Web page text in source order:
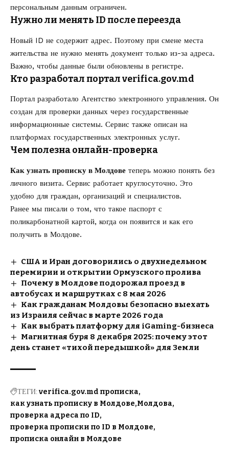
персональным данным ограничен.
Нужно ли менять ID после переезда
Новый ID не содержит адрес. Поэтому при смене места
жительства не нужно менять документ только из-за адреса.
Важно, чтобы данные были обновлены в регистре.
Кто разработал портал verifica.gov.md
Портал разработало Агентство электронного управления. Он
создан для проверки данных через государственные
информационные системы. Сервис также описан на
платформах государственных электронных услуг.
Чем полезна онлайн-проверка
Как узнать прописку в Молдове теперь можно понять без
личного визита. Сервис работает круглосуточно. Это
удобно для граждан, организаций и специалистов.
Ранее мы писали о том, что такое паспорт с
поликарбонатной картой, когда он появится и как его
получить в Молдове.
США и Иран договорились о двухнедельном
перемирии и открытии Ормузского пролива
Почему в Молдове подорожал проезд в
автобусах и маршрутках с 8 мая 2026
Как гражданам Молдовы безопасно выехать
из Израиля сейчас в марте 2026 года
Как выбрать платформу для iGaming-бизнеса
Магнитная буря 8 декабря 2025: почему этот
день станет «тихой передышкой» для Земли
ТЕГИ:verifica.gov.md прописка
как узнать прописку в Молдове Молдова
проверка адреса по ID
проверка прописки по ID в Молдове
прописка онлайн в Молдове